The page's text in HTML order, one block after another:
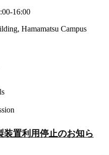
16:00
Hamamatsu Campus
装置利用停止のお知ら